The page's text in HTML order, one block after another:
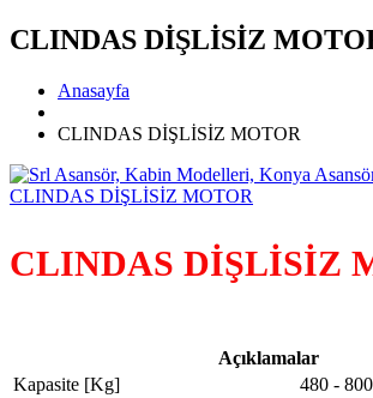
CLINDAS DİŞLİSİZ
Anasayfa
CLINDAS DİŞLİSİZ MOTOR
CLINDAS DİŞLİSİZ
Açıklamalar
Kapasite [Kg]
480 -